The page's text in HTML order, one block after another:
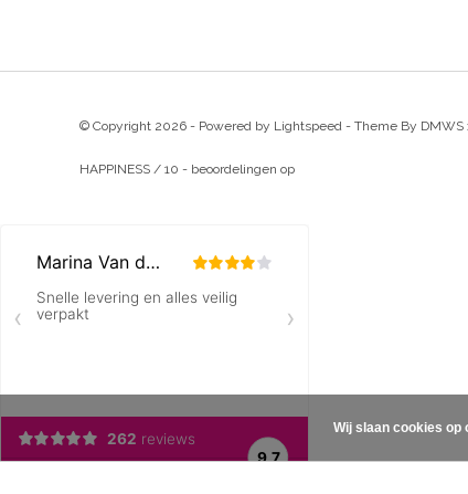
© Copyright 2026 - Powered by Lightspeed - Theme By DMWS
HAPPINESS / 10 - beoordelingen op
Wij slaan cookies op